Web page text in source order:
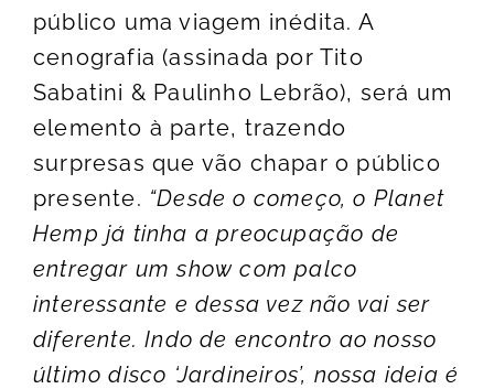
público uma viagem inédita. A
cenografia (assinada por Tito
Sabatini & Paulinho Lebrão), será um
elemento à parte, trazendo
surpresas que vão chapar o público
presente. “Desde o começo, o Planet
Hemp já tinha a preocupação de
entregar um show com palco
interessante e dessa vez não vai ser
diferente. Indo de encontro ao nosso
último disco ‘Jardineiros’, nossa ideia é